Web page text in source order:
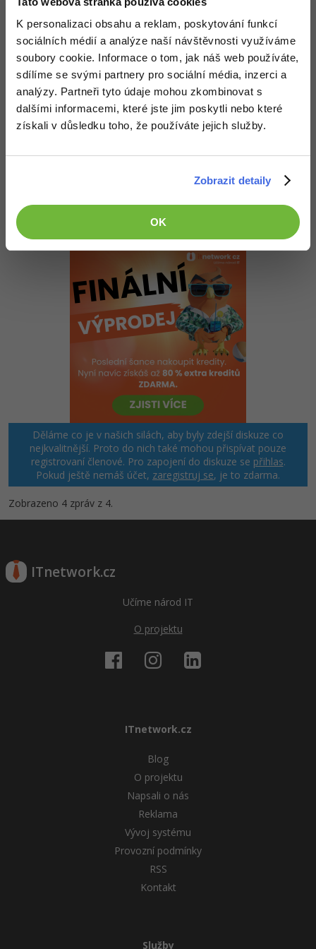
K personalizaci obsahu a reklam, poskytování funkcí
sociálních médií a analýze naší návštěvnosti využíváme
soubory cookie. Informace o tom, jak náš web používáte,
sdílíme se svými partnery pro sociální média, inzerci a
analýzy. Partneři tyto údaje mohou zkombinovat s
dalšími informacemi, které jste jim poskytli nebo které
získali v důsledku toho, že používáte jejich služby.
Zobrazit detaily
OK
pomocí
<link rel="stylesheet" type="text/css" href=
nebo interně mezi tagy
<style></style>
To vše mezi tagy <head></head>
Děláme co je v našich silách, aby byly zdejší diskuze co
nejkvalitnější. Proto do nich také mohou přispívat pouze
registrovaní členové. Pro zapojení do diskuze se přihlas.
Pokud ještě nemáš účet, zaregistruj se, je to zdarma.
Zobrazeno 4 zpráv z 4.
ITnetwork.cz
Učíme národ IT
O projektu
ITnetwork.cz
Blog
O projektu
Napsali o nás
Reklama
Vývoj systému
Provozní podmínky
RSS
Kontakt
Služby